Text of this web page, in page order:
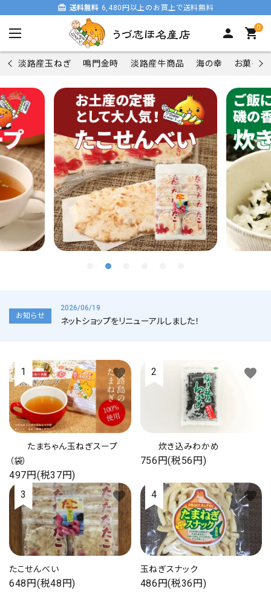
card_giftcard 送料無料 6,480円以上のお買上で送料無料
person 0
shopping_cart
淡路産玉ねぎ 鳴門金時 淡路産牛商品 海の幸 お菓子類
search
商品一覧
淡路産玉ねぎ
鳴門金時
淡路産牛商品
玉ちゃん・雑貨
INFORMATIOM
会社概要
お支払い・配送
よくある質問
お問い合わせ
特定商取引
プライバシーポリシー
お知らせ
2026/06/19
ネットショップをリニューアルしました！
たまちゃん玉ねぎスープ
（袋）
497円(税37円)
favorite
炊き込みわかめ
756円(税56円)
favorite
たこせんべい
648円(税48円)
favorite
玉ねぎスナック
486円(税36円)
favorite